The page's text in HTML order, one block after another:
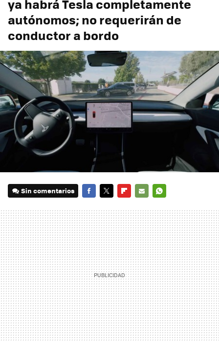
ya habrá Tesla completamente
autónomos; no requerirán de
conductor a bordo
Sin comentarios
MAIL